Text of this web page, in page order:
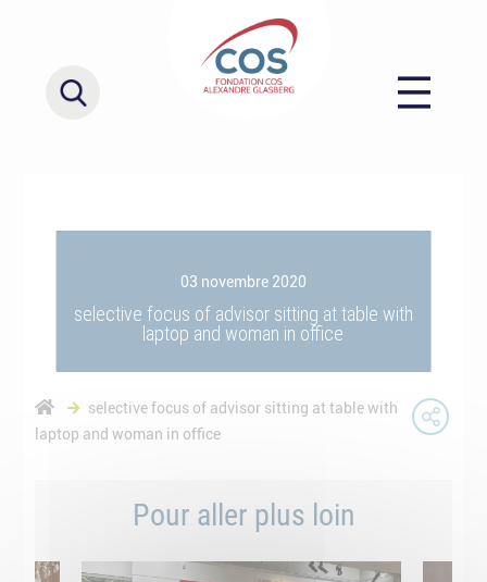
03 novembre 2020
selective focus of advisor sitting at table with
laptop and woman in office
selective focus of advisor sitting at table with
laptop and woman in office
Pour aller plus loin